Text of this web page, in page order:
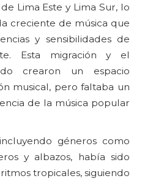
Lima Este y Lima Sur, lo
creciente de música que
y sensibilidades de
Esta migración y el
crearon un espacio
musical, pero faltaba un
de la música popular
géneros como
y albazos, había sido
tropicales, siguiendo